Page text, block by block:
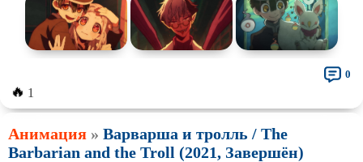
🔥 1
0
Анимация » Варварша и тролль / The
Barbarian and the Troll (2021, Завершён)